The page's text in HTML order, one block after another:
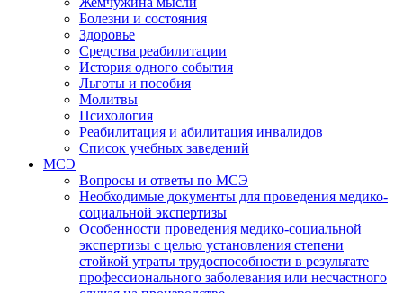
Болезни и состояния
Здоровье
Средства реабилитации
История одного события
Льготы и пособия
Молитвы
Психология
Реабилитация и абилитация инвалидов
Список учебных заведений
МСЭ
Вопросы и ответы по МСЭ
Необходимые документы для проведения медико-
социальной экспертизы
Особенности проведения медико-социальной
экспертизы с целью установления степени
стойкой утраты трудоспособности в результате
профессионального заболевания или несчастного